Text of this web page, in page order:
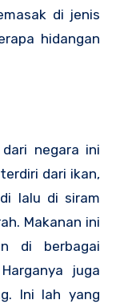
di jenis
hidangan
negara ini
dari ikan,
lalu di siram
Makanan ini
di berbagai
juga
Ini lah yang